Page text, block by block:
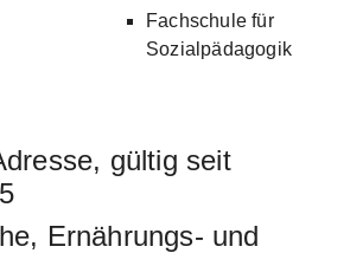
Fachschule für
Sozialpädagogik
gültig seit
Ernährungs- und